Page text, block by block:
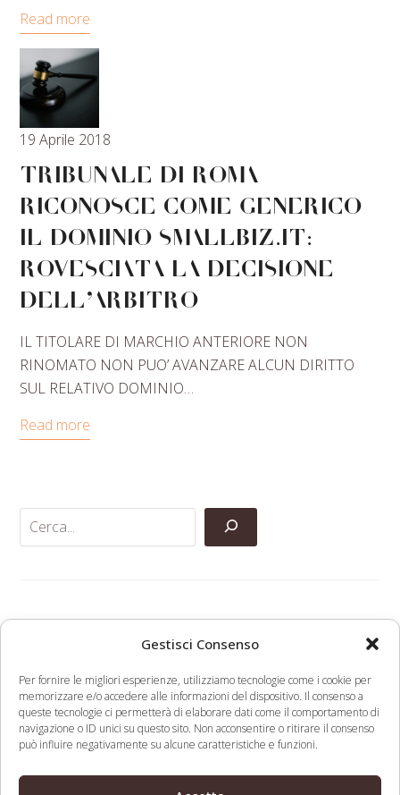
Gestisci Consenso
Per fornire le migliori esperienze, utilizziamo tecnologie come i cookie per
memorizzare e/o accedere alle informazioni del dispositivo. Il consenso a
queste tecnologie ci permetterà di elaborare dati come il comportamento di
navigazione o ID unici su questo sito. Non acconsentire o ritirare il consenso
può influire negativamente su alcune caratteristiche e funzioni.
Read more
19 Aprile 2018
TRIBUNALE DI ROMA
RICONOSCE COME GENERICO
IL DOMINIO SMALLBIZ.IT:
ROVESCIATA LA DECISIONE
DELL’ARBITRO
IL TITOLARE DI MARCHIO ANTERIORE NON
RINOMATO NON PUO’ AVANZARE ALCUN DIRITTO
SUL RELATIVO DOMINIO…
Read more
Anti-Contraffazione
Eventi
Marchi
Nomi A Dominio
Nuove Varietà Vegetali